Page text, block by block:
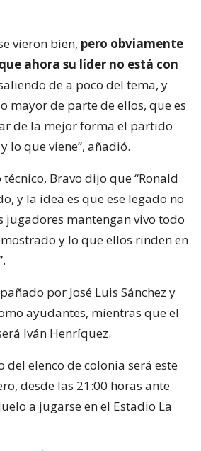
vieron bien, pero obviamente
ahora su líder no está con
de a poco del tema, y
mayor de parte de ellos, que es
de la mejor forma el partido
lo que viene”, añadió.
técnico, Bravo dijo que “Ronald
y la idea es que ese legado no
jugadores mantengan vivo todo
y lo que ellos rinden en
por José Luis Sánchez y
ayudantes, mientras que el
Iván Henríquez.
del elenco de colonia será este
desde las 21:00 horas ante
a jugarse en el Estadio La